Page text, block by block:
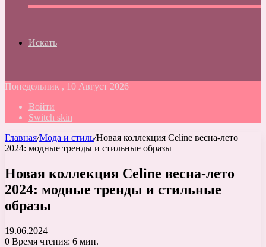
Искать
Понедельник , 10 Август 2026
Войти
Switch skin
Главная/Мода и стиль/Новая коллекция Celine весна-лето
2024: модные тренды и стильные образы
Новая коллекция Celine весна-лето
2024: модные тренды и стильные
образы
19.06.2024
0 Время чтения: 6 мин.